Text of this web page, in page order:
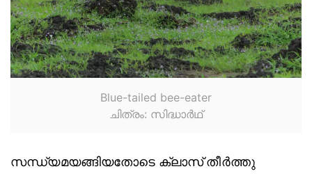
Blue-tailed bee-eater
ചിത്രം: സിദ്ധാര്‍ഥ്
സന്ധ്യമയങ്ങിയതോടെ ക്ലാസ് തീർത്തു